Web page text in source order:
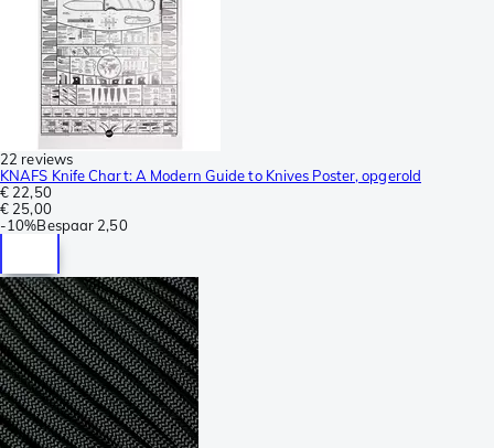
22 reviews
KNAFS Knife Chart: A Modern Guide to Knives Poster, opgerold
€ 22,50
€ 25,00
-10%Bespaar 2,50